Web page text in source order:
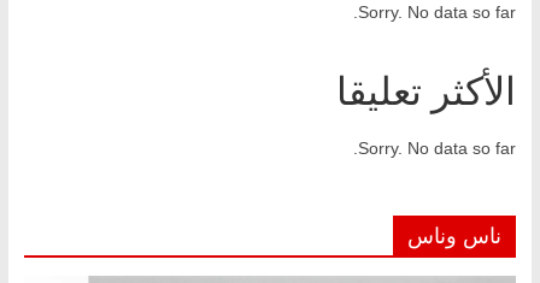
Sorry. No data so far.
الأكثر تعليقا
Sorry. No data so far.
ناس وناس